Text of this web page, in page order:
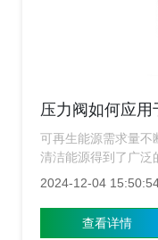
压力阀如何应用
可再生能源需求量不
清洁能源得到了广泛
够将有机废弃物转化
色，不仅确保了系
效率，上海涌镇液
2024-12-04
查看详情